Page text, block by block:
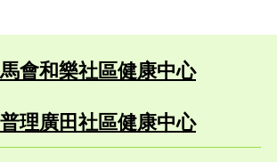
會和樂社區健康中心
理廣田社區健康中心